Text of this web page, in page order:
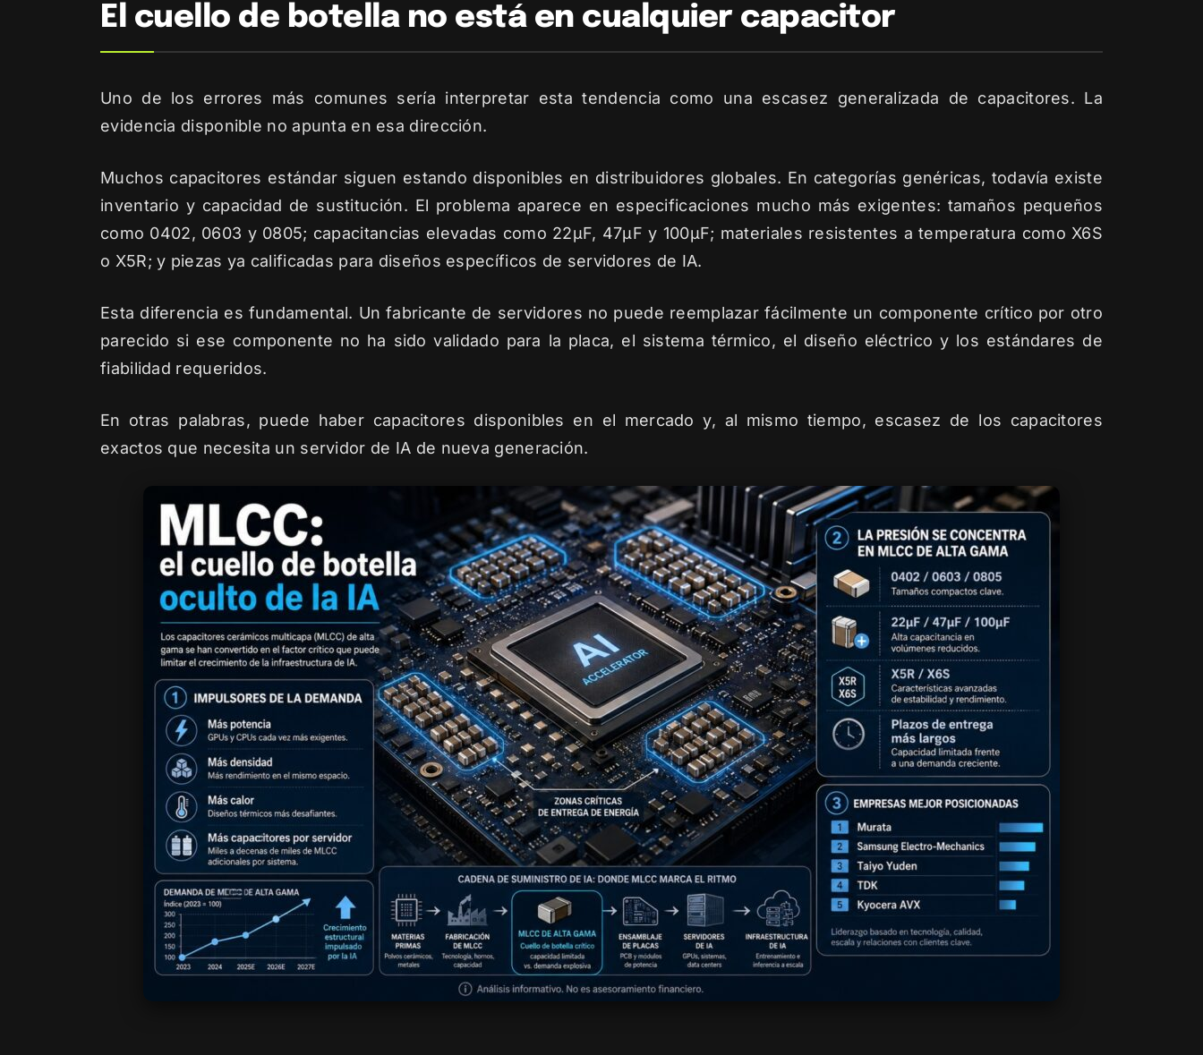
El cuello de botella no está en cualquier capacitor
Uno de los errores más comunes sería interpretar esta tendencia como una escasez generalizada de capacitores. La
evidencia disponible no apunta en esa dirección.
Muchos capacitores estándar siguen estando disponibles en distribuidores globales. En categorías genéricas, todavía existe
inventario y capacidad de sustitución. El problema aparece en especificaciones mucho más exigentes: tamaños pequeños
como 0402, 0603 y 0805; capacitancias elevadas como 22µF, 47µF y 100µF; materiales resistentes a temperatura como X6S
o X5R; y piezas ya calificadas para diseños específicos de servidores de IA.
Esta diferencia es fundamental. Un fabricante de servidores no puede reemplazar fácilmente un componente crítico por otro
parecido si ese componente no ha sido validado para la placa, el sistema térmico, el diseño eléctrico y los estándares de
fiabilidad requeridos.
En otras palabras, puede haber capacitores disponibles en el mercado y, al mismo tiempo, escasez de los capacitores
exactos que necesita un servidor de IA de nueva generación.